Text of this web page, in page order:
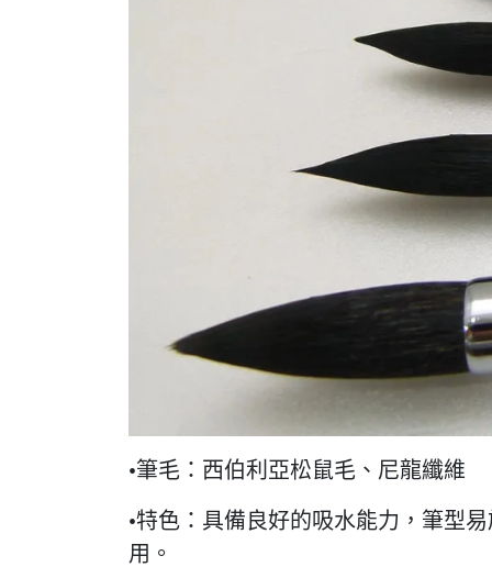
•筆毛：西伯利亞松鼠毛、尼龍纖維
•特色：具備良好的吸水能力，筆型
用。